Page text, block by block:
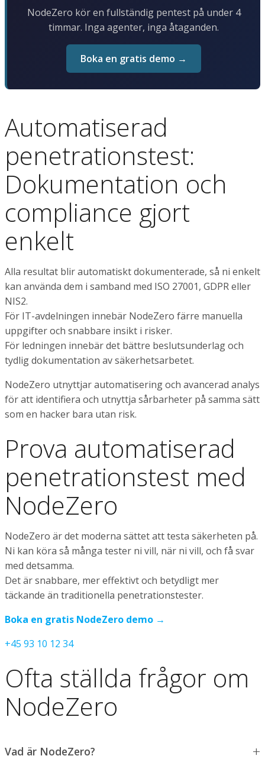
NodeZero kör en fullständig pentest på under 4
timmar. Inga agenter, inga åtaganden.
Boka en gratis demo →
Automatiserad
penetrationstest:
Dokumentation och
compliance gjort
enkelt
Alla resultat blir automatiskt dokumenterade, så ni enkelt
kan använda dem i samband med ISO 27001, GDPR eller
NIS2.
För IT-avdelningen innebär NodeZero färre manuella
uppgifter och snabbare insikt i risker.
För ledningen innebär det bättre beslutsunderlag och
tydlig dokumentation av säkerhetsarbetet.
NodeZero utnyttjar automatisering och avancerad analys
för att identifiera och utnyttja sårbarheter på samma sätt
som en hacker bara utan risk.
Prova automatiserad
penetrationstest med
NodeZero
NodeZero är det moderna sättet att testa säkerheten på.
Ni kan köra så många tester ni vill, när ni vill, och få svar
med detsamma.
Det är snabbare, mer effektivt och betydligt mer
täckande än traditionella penetrationstester.
Boka en gratis NodeZero demo →
+45 93 10 12 34
Ofta ställda frågor om
NodeZero
Vad är NodeZero?